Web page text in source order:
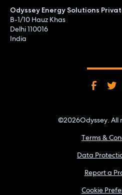
Odyssey Energy Solutions
B-1/10 Hauz Khas
Delhi 110016
India
©2026Odyssey. All
Terms &
Data
Report a
Cookie